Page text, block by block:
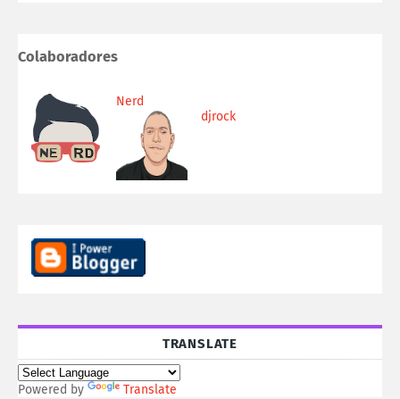
Colaboradores
Nerd
djrock
TRANSLATE
Powered by Translate